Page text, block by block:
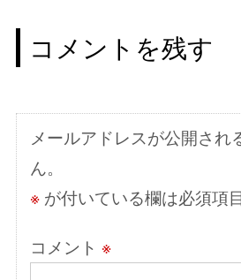
ビ
ゲ
シ
ョ
ン
コメントを残す
メールアドレスが公開され
ん。
※が付いている欄は必須項
コメント ※